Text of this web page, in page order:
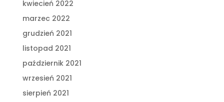
kwiecień 2022
marzec 2022
grudzień 2021
listopad 2021
październik 2021
wrzesień 2021
sierpień 2021